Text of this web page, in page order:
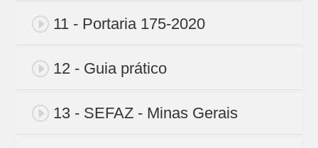
11 - Portaria 175-2020
12 - Guia prático
13 - SEFAZ - Minas Gerais